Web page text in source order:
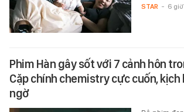
STAR - 6
Phim Hàn gây sốt với 7 cảnh hôn
Cặp chính chemistry cực cuốn,
ngờ